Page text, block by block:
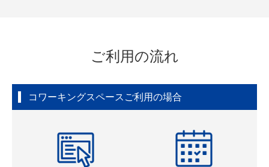
ご利用の流れ
コワーキングスペースご利用の場合